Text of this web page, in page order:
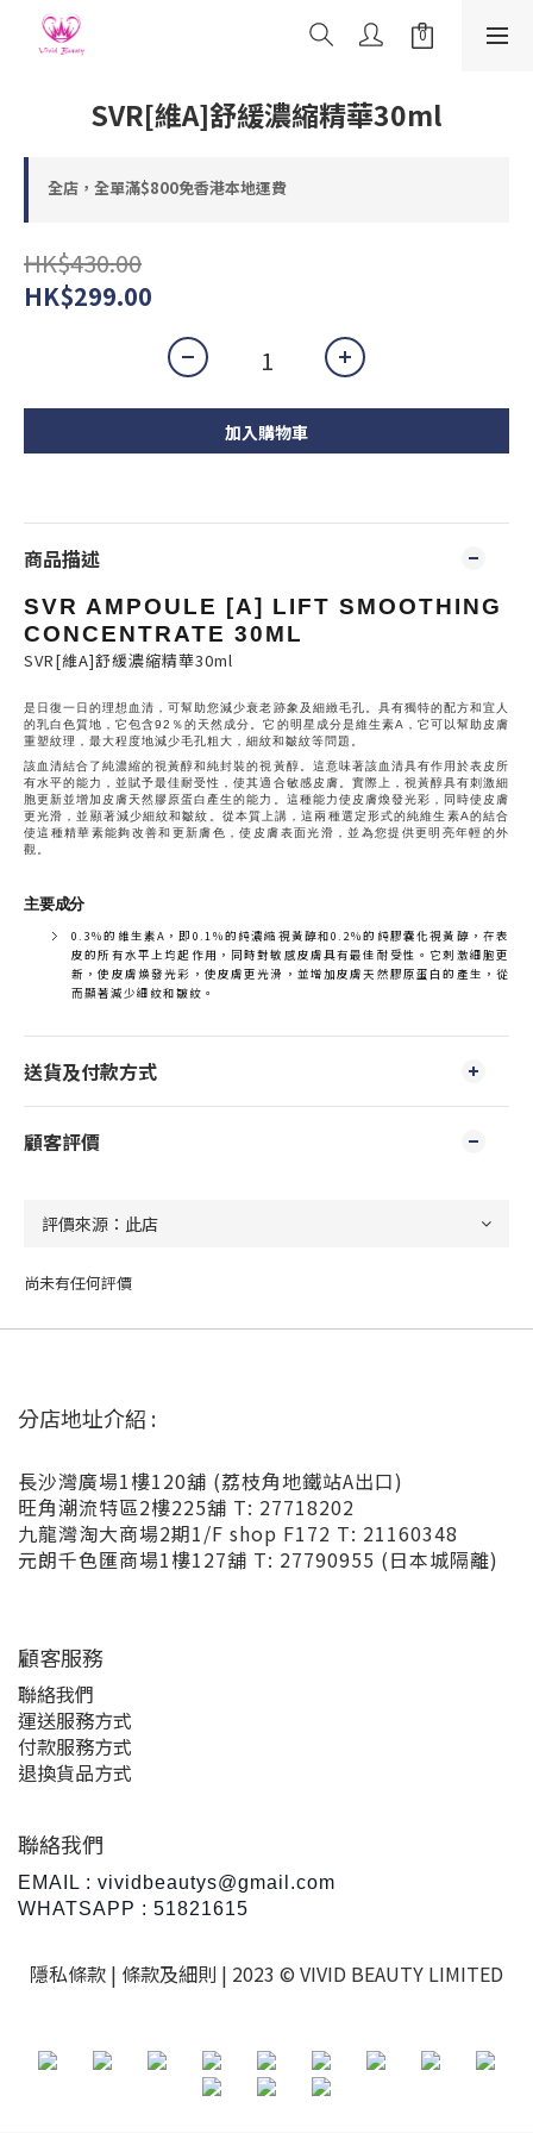
SVR[維A]舒緩濃縮精華30ml
全店，全單滿$800免香港本地運費
HK$430.00
HK$299.00
加入購物車
商品描述
SVR AMPOULE [A] LIFT SMOOTHING
CONCENTRATE 30ML
SVR[維A]舒緩濃縮精華30ml
是日復一日的理想血清，可幫助您減少衰老跡象及細緻毛孔。具有獨特的配方和宜人
的乳白色質地，它包含92％的天然成分。它的明星成分是維生素A，它可以幫助皮膚
重塑紋理，最大程度地減少毛孔粗大，細紋和皺紋等問題。
該血清結合了純濃縮的視黃醇和純封裝的視黃醇。這意味著該血清具有作用於表皮所
有水平的能力，並賦予最佳耐受性，使其適合敏感皮膚。實際上，視黃醇具有刺激細
胞更新並增加皮膚天然膠原蛋白產生的能力。這種能力使皮膚煥發光彩，同時使皮膚
更光滑，並顯著減少細紋和皺紋。從本質上講，這兩種選定形式的純維生素A的結合
使這種精華素能夠改善和更新膚色，使皮膚表面光滑，並為您提供更明亮年輕的外
觀。
主要成分
0.3％的維生素A，即0.1％的純濃縮視黃醇和0.2％的純膠囊化視黃醇，在表
皮的所有水平上均起作用，同時對敏感皮膚具有最佳耐受性。它刺激細胞更
新，使皮膚煥發光彩，使皮膚更光滑，並增加皮膚天然膠原蛋白的產生，從
而顯著減少細紋和皺紋。
送貨及付款方式
顧客評價
尚未有任何評價
分店地址介紹 :
長沙灣廣場1樓120舖 (荔枝角地鐵站A出口)
旺角潮流特區2樓225舖 T: 27718202
九龍灣淘大商場2期1/F shop F172 T: 21160348
元朗千色匯商場1樓127舖 T: 27790955 (日本城隔離)
顧客服務
聯絡我們
運送服務方式
付款服務方式
退換貨品方式
聯絡我們
EMAIL : vividbeautys@gmail.com
WHATSAPP : 51821615
隱私條款 | 條款及細則 | 2023 © VIVID BEAUTY LIMITED